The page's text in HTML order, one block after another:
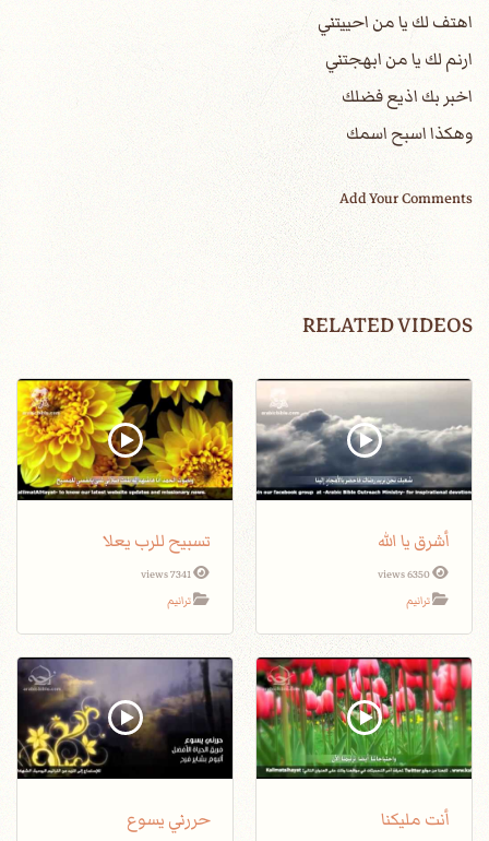
اهتف لك يا من احييتني
ارنم لك يا من ابهجتني
اخبر بك اذيع فضلك
وهكذا اسبح اسمك
Add Your Comments
RELATED VIDEOS
أشرق يا الله
6350 views
ترانيم
تسبيح للرب يعلا
7341 views
ترانيم
أنت مليكنا حررني يسوع